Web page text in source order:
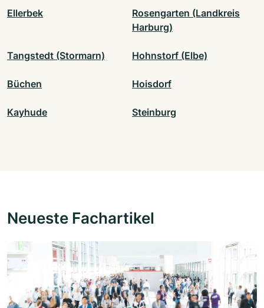
Ellerbek
Rosengarten (Landkreis
Harburg)
Tangstedt (Stormarn) Hohnstorf (Elbe)
Büchen Hoisdorf
Kayhude Steinburg
Neueste Fachartikel